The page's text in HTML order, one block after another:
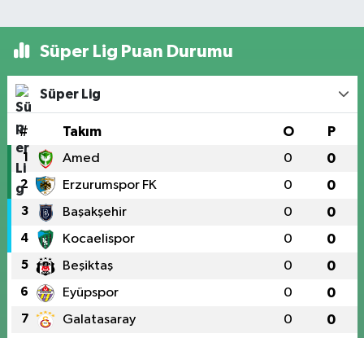
Süper Lig Puan Durumu
Süper Lig
# Takım O P
1 Amed 0 0
2 Erzurumspor FK 0 0
3 Başakşehir 0 0
4 Kocaelispor 0 0
5 Beşiktaş 0 0
6 Eyüpspor 0 0
7 Galatasaray 0 0